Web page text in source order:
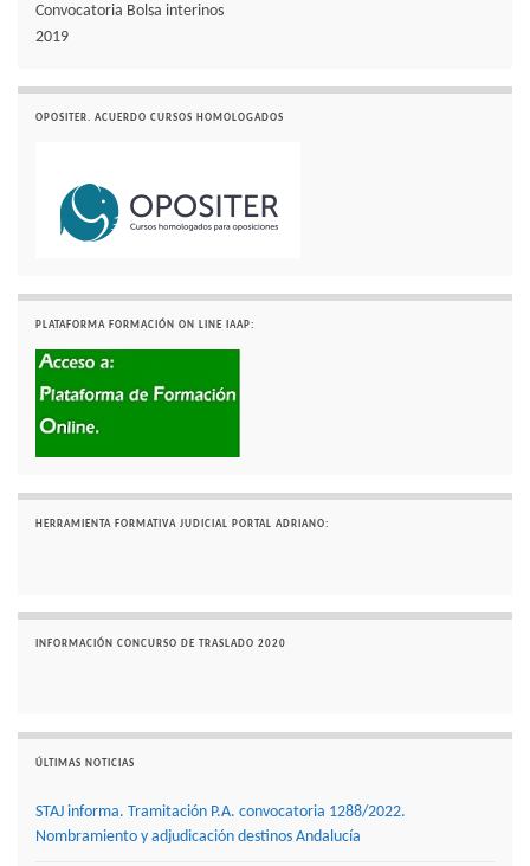
Convocatoria Bolsa interinos
2019
OPOSITER. ACUERDO CURSOS HOMOLOGADOS
PLATAFORMA FORMACIÓN ON LINE IAAP:
HERRAMIENTA FORMATIVA JUDICIAL PORTAL ADRIANO:
INFORMACIÓN CONCURSO DE TRASLADO 2020
ÚLTIMAS NOTICIAS
STAJ informa. Tramitación P.A. convocatoria 1288/2022.
Nombramiento y adjudicación destinos Andalucía